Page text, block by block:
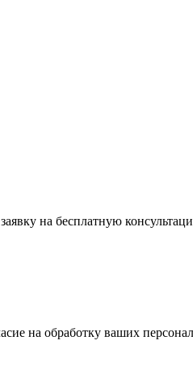
на бесплатную
на обработку ваших